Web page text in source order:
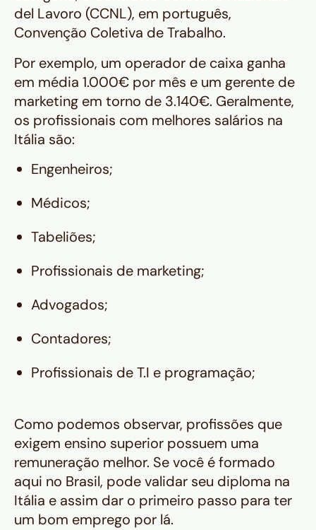
del Lavoro (CCNL), em português,
Convenção Coletiva de Trabalho.
Por exemplo, um operador de caixa ganha
em média 1.000€ por mês e um gerente de
marketing em torno de 3.140€. Geralmente,
os profissionais com melhores salários na
Itália são:
Engenheiros;
Médicos;
Tabeliões;
Profissionais de marketing;
Advogados;
Contadores;
Profissionais de T.I e programação;
Como podemos observar, profissões que
exigem ensino superior possuem uma
remuneração melhor. Se você é formado
aqui no Brasil, pode validar seu diploma na
Itália e assim dar o primeiro passo para ter
um bom emprego por lá.